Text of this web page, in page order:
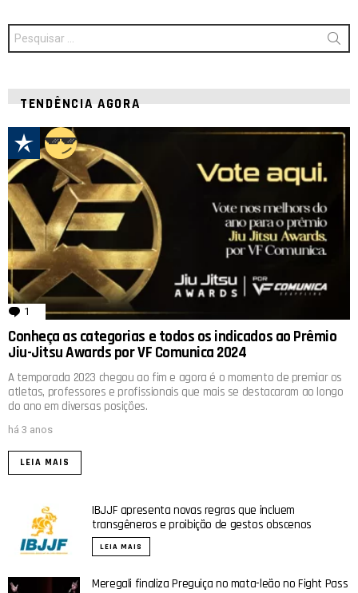
Procurar
por:
TENDÊNCIA AGORA
1 comentário
Conheça as categorias e todos os indicados ao Prêmio
Jiu-Jitsu Awards por VF Comunica 2024
A temporada 2023 chegou ao fim e agora é o momento de premiar os
atletas, professores e profissionais que mais se destacaram ao longo
do ano em diversas posições.
há 3 anos
LEIA MAIS
IBJJF apresenta novas regras que incluem
transgêneros e proibição de gestos obscenos
LEIA MAIS
Meregali finaliza Preguiça no mata-leão no Fight Pass